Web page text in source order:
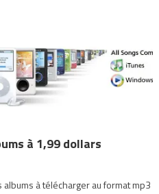
à 1,99 dollars
à télécharger au format mp3